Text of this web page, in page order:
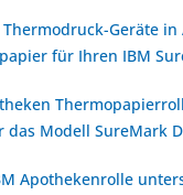
Thermodruck-Geräte
für Ihren IBM
das Modell SureMark
Apothekenrolle